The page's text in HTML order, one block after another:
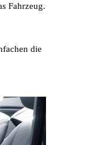
Fahrzeug.
die